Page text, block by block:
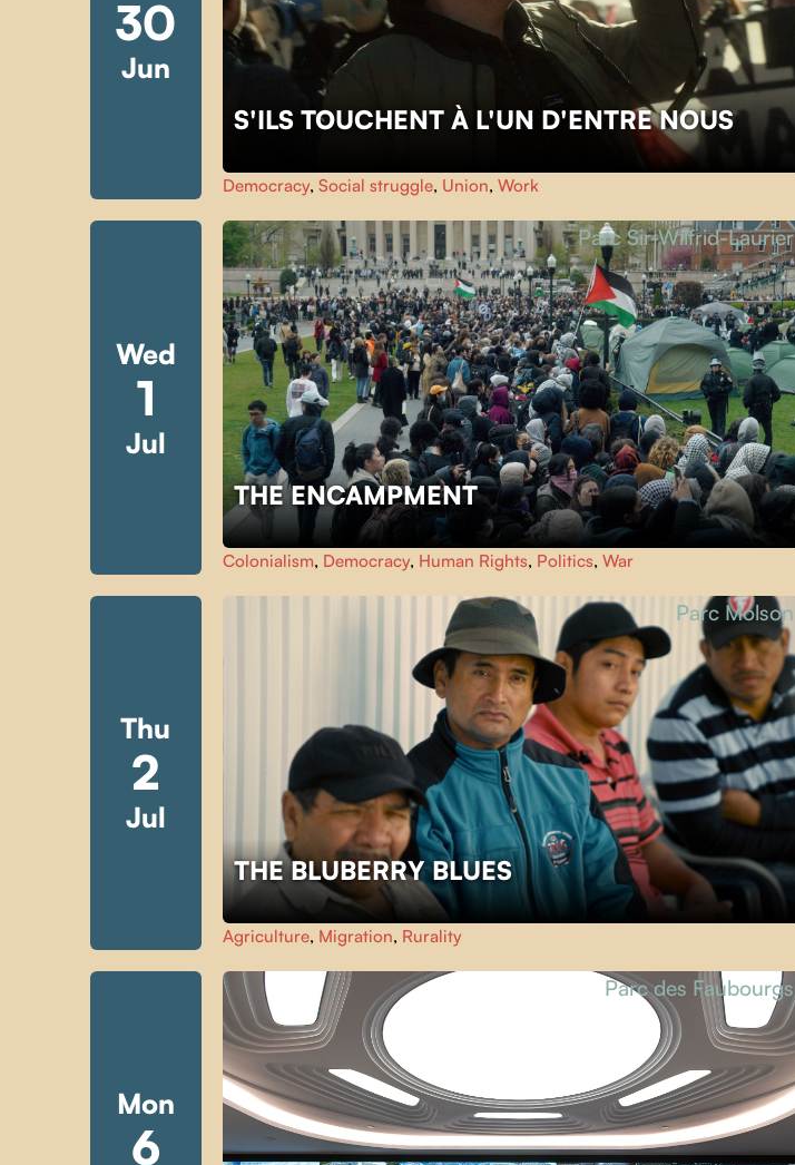
30
Jun
S'ILS TOUCHENT À L'UN D'ENTRE NOUS
Democracy, Social struggle, Union, Work
Wed
1
Jul
THE ENCAMPMENT
Parc Sir-Wilfrid-Laurier
Colonialism, Democracy, Human Rights, Politics, War
Thu
2
Jul
THE BLUBERRY BLUES
Parc Molson
Agriculture, Migration, Rurality
Mon
6
Parc des Faubourgs